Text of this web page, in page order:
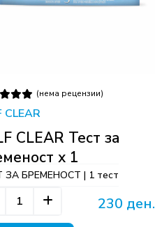
(нема рецензии)
CLEAR
CLEAR Тест за
x 1
ЗА БРЕМЕНОСТ | 1 тест
230 ден.